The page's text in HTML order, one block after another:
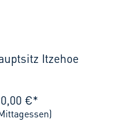
Itzehoe
€*